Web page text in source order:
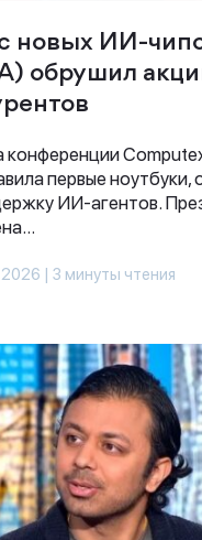
новых ИИ-
обрушил
конференции
первые ноутбуки,
ИИ-агентов.
| 3 минуты чтения